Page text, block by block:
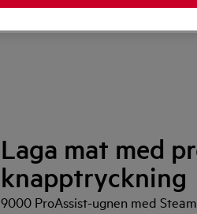
Laga mat med
knapptryckning
9000 ProAssist-ugnen med